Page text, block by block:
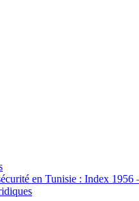
en Tunisie : Index 1956